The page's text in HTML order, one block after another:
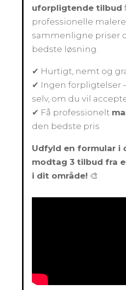
uforpligtende tilbud
professionelle
sammenligne priser
bedste løsning.
✔ Hurtigt, nemt og
✔ Ingen forpligtelser
selv, om du vil
✔ Få professionelt
den bedste pris
Udfyld en formular i
modtag 3 tilbud fra
i dit område! 🎨